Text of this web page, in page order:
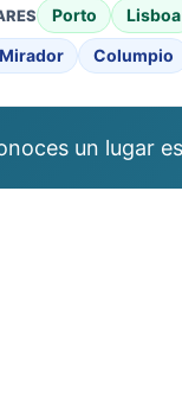
Porto Lisboa
Mirador Columpio
un lugar